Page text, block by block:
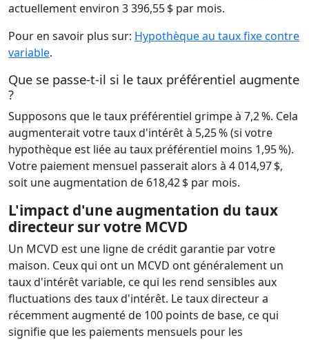
actuellement environ 3 396,55 $ par mois.
Pour en savoir plus sur: Hypothèque au taux fixe contre
variable.
Que se passe-t-il si le taux préférentiel augmente
?
Supposons que le taux préférentiel grimpe à 7,2 %. Cela
augmenterait votre taux d'intérêt à 5,25 % (si votre
hypothèque est liée au taux préférentiel moins 1,95 %).
Votre paiement mensuel passerait alors à 4 014,97 $,
soit une augmentation de 618,42 $ par mois.
L'impact d'une augmentation du taux
directeur sur votre MCVD
Un MCVD est une ligne de crédit garantie par votre
maison. Ceux qui ont un MCVD ont généralement un
taux d'intérêt variable, ce qui les rend sensibles aux
fluctuations des taux d'intérêt. Le taux directeur a
récemment augmenté de 100 points de base, ce qui
signifie que les paiements mensuels pour les